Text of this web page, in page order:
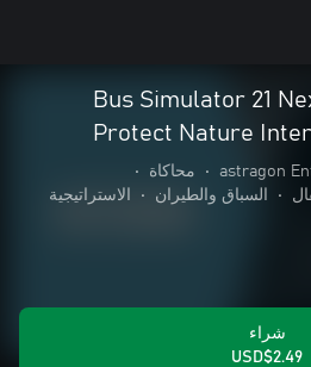
Bus Simulator 21
Protect Nature
astragon
• محاكاة
•
• السباق والطيران • الاستراتيجية
شراء
USD$2.49